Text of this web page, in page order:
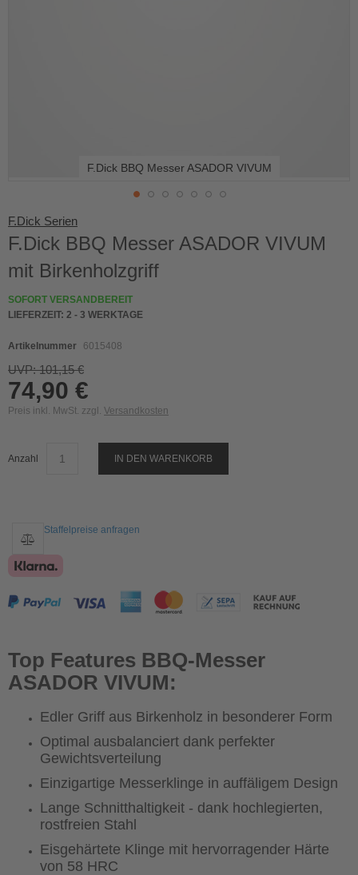
F.Dick Serien
F.Dick BBQ Messer ASADOR VIVUM
mit Birkenholzgriff
SOFORT VERSANDBEREIT
LIEFERZEIT: 2 - 3 WERKTAGE
Artikelnummer 6015408
UVP: 101,15 €
74,90 €
Preis inkl. MwSt. zzgl. Versandkosten
Anzahl IN DEN WARENKORB
Staffelpreise anfragen
Top Features BBQ-Messer
ASADOR VIVUM:
Edler Griff aus Birkenholz in besonderer Form
Optimal ausbalanciert dank perfekter
Gewichtsverteilung
Einzigartige Messerklinge in auffäligem Design
Lange Schnitthaltigkeit - dank hochlegierten,
rostfreien Stahl
Eisgehärtete Klinge mit hervorragender Härte
von 58 HRC
F.Dick BBQ Messer ASADOR VIVUM
to
the
of
images
gallery